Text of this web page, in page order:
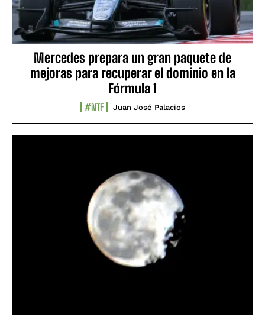
Mercedes prepara un gran paquete de
mejoras para recuperar el dominio en la
Fórmula 1
#NTF Juan José Palacios